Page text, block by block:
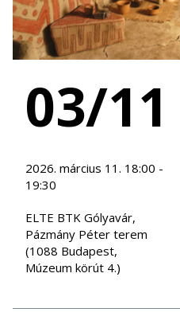
03/11
2026. március 11. 18:00 -
19:30
ELTE BTK Gólyavár,
Pázmány Péter terem
(1088 Budapest,
Múzeum körút 4.)